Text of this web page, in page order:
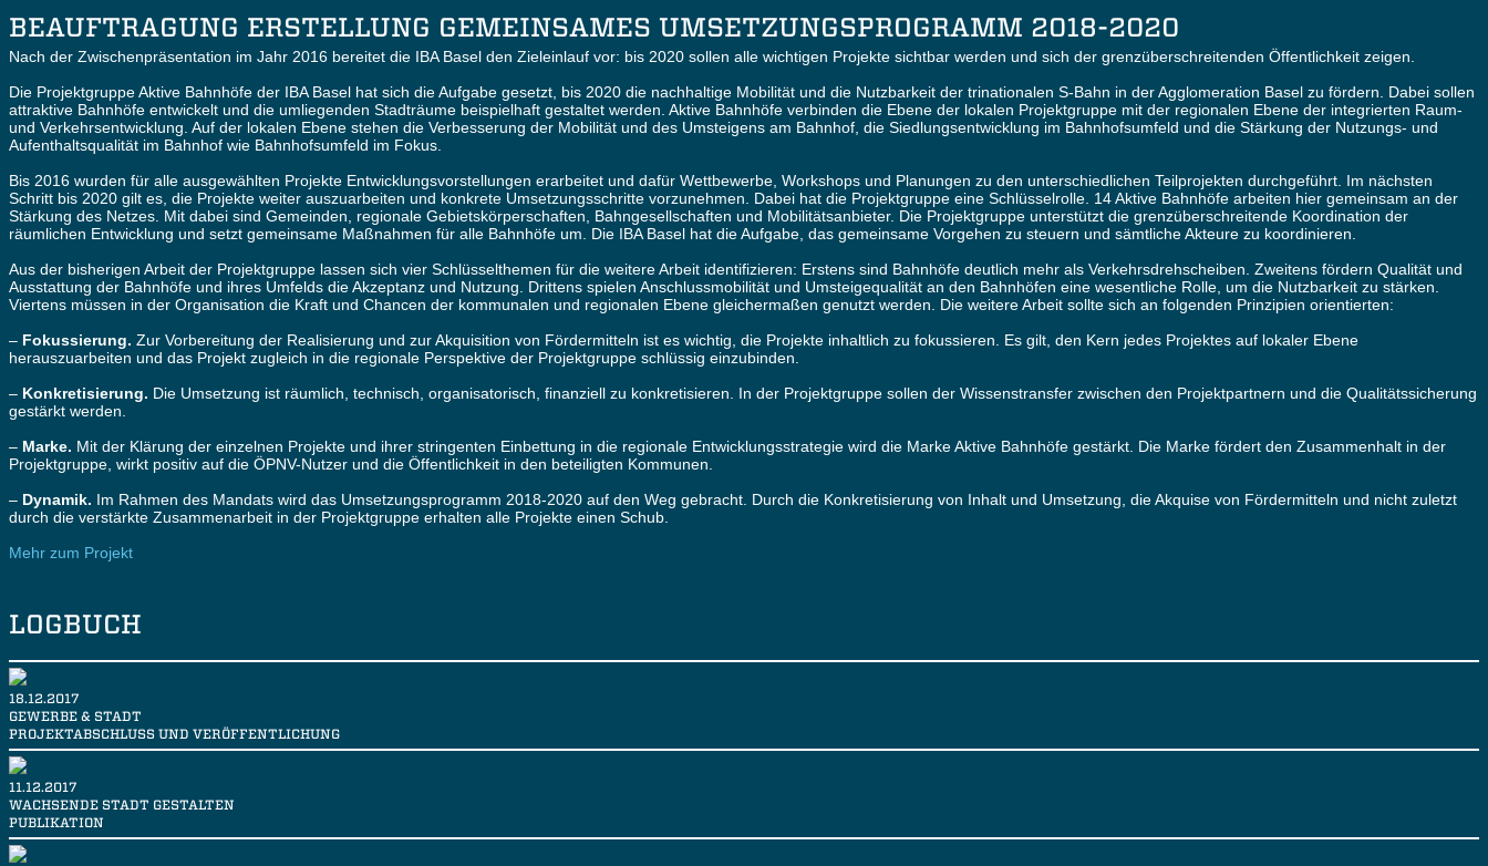
BEAUFTRAGUNG ERSTELLUNG GEMEINSAMES UMSETZUNGSPROGRAMM 2018-2020
Nach der Zwischenpräsentation im Jahr 2016 bereitet die IBA Basel den Zieleinlauf vor: bis 2020 sollen alle wichtigen Projekte sichtbar werden und sich der grenzüberschreitenden Öffentlichkeit zeigen.
Die Projektgruppe Aktive Bahnhöfe der IBA Basel hat sich die Aufgabe gesetzt, bis 2020 die nachhaltige Mobilität und die Nutzbarkeit der trinationalen S-Bahn in der Agglomeration Basel zu fördern. Dabei sollen
attraktive Bahnhöfe entwickelt und die umliegenden Stadträume beispielhaft gestaltet werden. Aktive Bahnhöfe verbinden die Ebene der lokalen Projektgruppe mit der regionalen Ebene der integrierten Raum-
und Verkehrsentwicklung. Auf der lokalen Ebene stehen die Verbesserung der Mobilität und des Umsteigens am Bahnhof, die Siedlungsentwicklung im Bahnhofsumfeld und die Stärkung der Nutzungs- und
Aufenthaltsqualität im Bahnhof wie Bahnhofsumfeld im Fokus.
Bis 2016 wurden für alle ausgewählten Projekte Entwicklungsvorstellungen erarbeitet und dafür Wettbewerbe, Workshops und Planungen zu den unterschiedlichen Teilprojekten durchgeführt. Im nächsten
Schritt bis 2020 gilt es, die Projekte weiter auszuarbeiten und konkrete Umsetzungsschritte vorzunehmen. Dabei hat die Projektgruppe eine Schlüsselrolle. 14 Aktive Bahnhöfe arbeiten hier gemeinsam an der
Stärkung des Netzes. Mit dabei sind Gemeinden, regionale Gebietskörperschaften, Bahngesellschaften und Mobilitätsanbieter. Die Projektgruppe unterstützt die grenzüberschreitende Koordination der
räumlichen Entwicklung und setzt gemeinsame Maßnahmen für alle Bahnhöfe um. Die IBA Basel hat die Aufgabe, das gemeinsame Vorgehen zu steuern und sämtliche Akteure zu koordinieren.
Aus der bisherigen Arbeit der Projektgruppe lassen sich vier Schlüsselthemen für die weitere Arbeit identifizieren: Erstens sind Bahnhöfe deutlich mehr als Verkehrsdrehscheiben. Zweitens fördern Qualität und
Ausstattung der Bahnhöfe und ihres Umfelds die Akzeptanz und Nutzung. Drittens spielen Anschlussmobilität und Umsteigequalität an den Bahnhöfen eine wesentliche Rolle, um die Nutzbarkeit zu stärken.
Viertens müssen in der Organisation die Kraft und Chancen der kommunalen und regionalen Ebene gleichermaßen genutzt werden. Die weitere Arbeit sollte sich an folgenden Prinzipien orientierten:
– Fokussierung. Zur Vorbereitung der Realisierung und zur Akquisition von Fördermitteln ist es wichtig, die Projekte inhaltlich zu fokussieren. Es gilt, den Kern jedes Projektes auf lokaler Ebene
herauszuarbeiten und das Projekt zugleich in die regionale Perspektive der Projektgruppe schlüssig einzubinden.
– Konkretisierung. Die Umsetzung ist räumlich, technisch, organisatorisch, finanziell zu konkretisieren. In der Projektgruppe sollen der Wissenstransfer zwischen den Projektpartnern und die Qualitätssicherung
gestärkt werden.
– Marke. Mit der Klärung der einzelnen Projekte und ihrer stringenten Einbettung in die regionale Entwicklungsstrategie wird die Marke Aktive Bahnhöfe gestärkt. Die Marke fördert den Zusammenhalt in der
Projektgruppe, wirkt positiv auf die ÖPNV-Nutzer und die Öffentlichkeit in den beteiligten Kommunen.
– Dynamik. Im Rahmen des Mandats wird das Umsetzungsprogramm 2018-2020 auf den Weg gebracht. Durch die Konkretisierung von Inhalt und Umsetzung, die Akquise von Fördermitteln und nicht zuletzt
durch die verstärkte Zusammenarbeit in der Projektgruppe erhalten alle Projekte einen Schub.
Mehr zum Projekt
LOGBUCH
18.12.2017
GEWERBE & STADT
PROJEKTABSCHLUSS UND VERÖFFENTLICHUNG
11.12.2017
WACHSENDE STADT GESTALTEN
PUBLIKATION